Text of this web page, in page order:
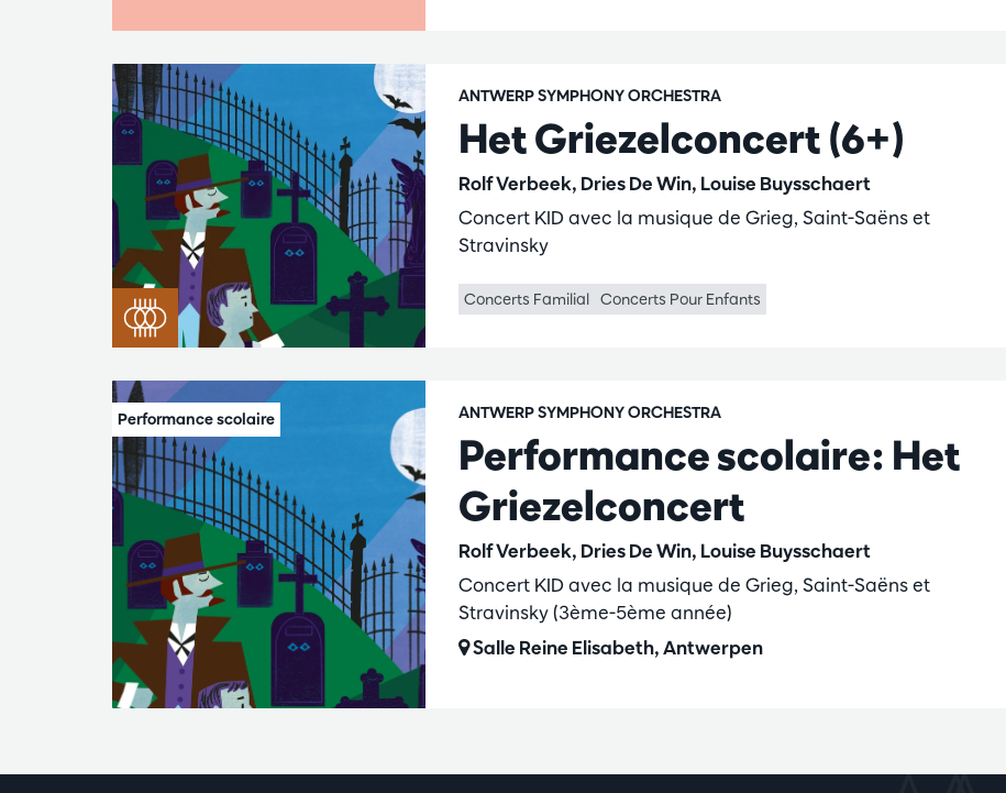
Het Griezelconcert (6+)
Rolf Verbeek, Dries De Win, Louise Buysschaert
ANTWERP SYMPHONY ORCHESTRA
Concert KID avec la musique de Grieg, Saint-Saëns et
Stravinsky
Concerts Familial Concerts Pour Enfants
Performance scolaire: Het
Griezelconcert
Rolf Verbeek, Dries De Win, Louise Buysschaert
ANTWERP SYMPHONY ORCHESTRA
Concert KID avec la musique de Grieg, Saint-Saëns et
Stravinsky (3ème-5ème année)
Salle Reine Elisabeth, Antwerpen